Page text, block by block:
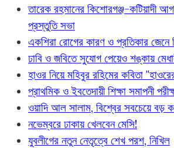
তারেক রহমানের কিশোরগঞ্জ-কটিয়াদী
প্রস্তুতি সভা
একশিরা রোগের কারণ ও প্রতিকার জেনে
ঢাবি ও জবিতে সুযোগ পেয়েও শঙ্কায়
হাওর নিয়ে মহিবুর রহিমের কবিতা
প্রাথমিক ও ইবতেদায়ী শিক্ষা সমাপনী
ওয়াদি আল সালাম, বিশ্বের সবচেয়ে বড়
নভেম্বরে ঢাকায় খেলবেন মেসি!
যুবলীগের নতুন নেতৃত্বে শেখ পরশ, নিখিল